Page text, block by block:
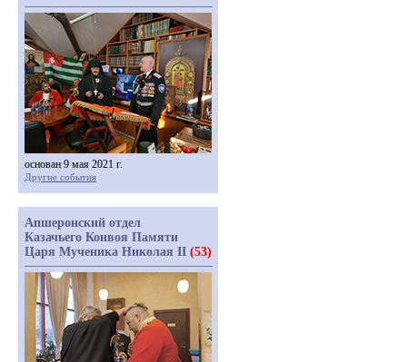
основан 9 мая 2021 г.
Другие события
Апшеронский отдел
Казачьего Конвоя Памяти
Царя Мученика Николая II (53)